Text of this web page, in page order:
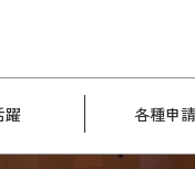
躍 各種申